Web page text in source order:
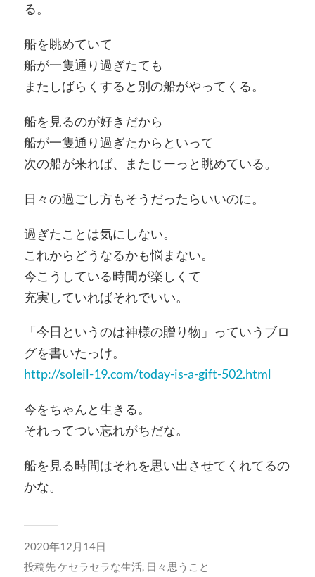
る。
船を眺めていて
船が一隻通り過ぎたても
またしばらくすると別の船がやってくる。
船を見るのが好きだから
船が一隻通り過ぎたからといって
次の船が来れば、またじーっと眺めている。
日々の過ごし方もそうだったらいいのに。
過ぎたことは気にしない。
これからどうなるかも悩まない。
今こうしている時間が楽しくて
充実していればそれでいい。
「今日というのは神様の贈り物」っていうブロ
グを書いたっけ。
http://soleil-19.com/today-is-a-gift-502.html
今をちゃんと生きる。
それってつい忘れがちだな。
船を見る時間はそれを思い出させてくれてるの
かな。
2020年12月14日
投稿先ケセラセラな生活, 日々思うこと